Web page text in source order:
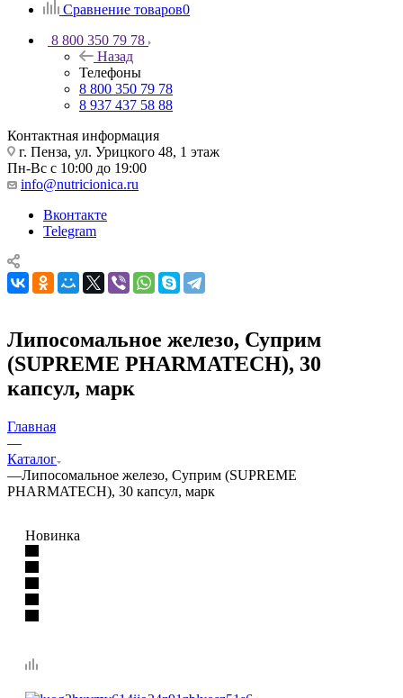
Сравнение товаров0
8 800 350 79 78
Назад
Телефоны
8 800 350 79 78
8 937 437 58 88
Контактная информация
г. Пенза, ул. Урицкого 48, 1 этаж
Пн-Вс с 10:00 до 19:00
info@nutricionica.ru
Вконтакте
Telegram
Липосомальное железо, Суприм
(SUPREME PHARMATECH), 30
капсул, марк
Главная
—
Каталог
—Липосомальное железо, Суприм (SUPREME
PHARMATECH), 30 капсул, марк
Новинка